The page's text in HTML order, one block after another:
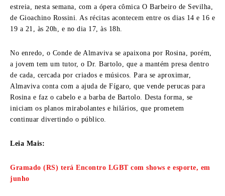
estreia, nesta semana, com a ópera cômica O Barbeiro de Sevilha,
de Gioachino Rossini. As récitas acontecem entre os dias 14 e 16 e
19 a 21, às 20h, e no dia 17, às 18h.
No enredo, o Conde de Almaviva se apaixona por Rosina, porém,
a jovem tem um tutor, o Dr. Bartolo, que a mantém presa dentro
de cada, cercada por criados e músicos. Para se aproximar,
Almaviva conta com a ajuda de Fígaro, que vende perucas para
Rosina e faz o cabelo e a barba de Bartolo. Desta forma, se
iniciam os planos mirabolantes e hilários, que prometem
continuar divertindo o público.
Leia Mais:
Gramado (RS) terá Encontro LGBT com shows e esporte, em
junho